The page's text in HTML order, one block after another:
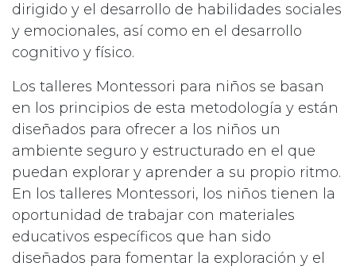
dirigido y el desarrollo de habilidades sociales
y emocionales, así como en el desarrollo
cognitivo y físico.
Los talleres Montessori para niños se basan
en los principios de esta metodología y están
diseñados para ofrecer a los niños un
ambiente seguro y estructurado en el que
puedan explorar y aprender a su propio ritmo.
En los talleres Montessori, los niños tienen la
oportunidad de trabajar con materiales
educativos específicos que han sido
diseñados para fomentar la exploración y el